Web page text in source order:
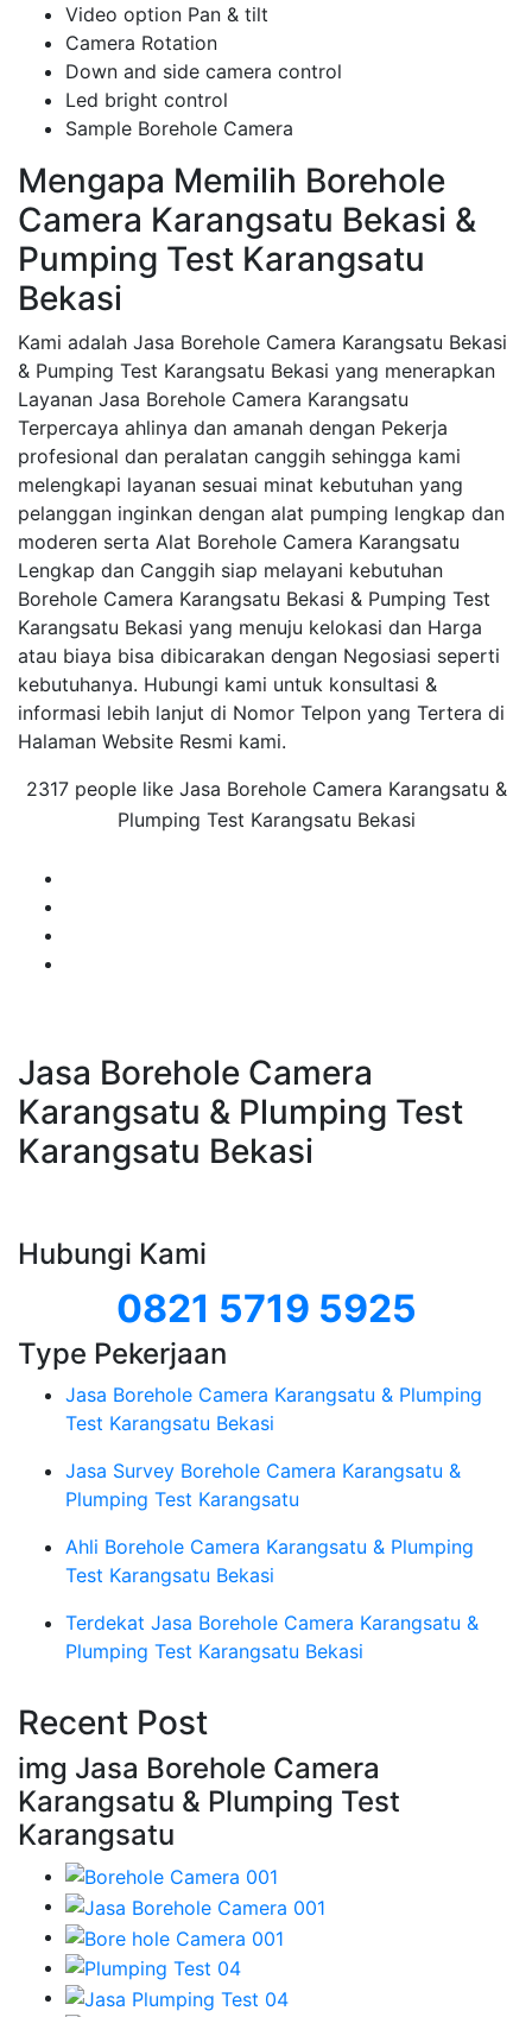
Video option Pan & tilt
Camera Rotation
Down and side camera control
Led bright control
Sample Borehole Camera
Mengapa Memilih Borehole
Camera Karangsatu Bekasi &
Pumping Test Karangsatu
Bekasi
Kami adalah Jasa Borehole Camera Karangsatu Bekasi
& Pumping Test Karangsatu Bekasi yang menerapkan
Layanan Jasa Borehole Camera Karangsatu
Terpercaya ahlinya dan amanah dengan Pekerja
profesional dan peralatan canggih sehingga kami
melengkapi layanan sesuai minat kebutuhan yang
pelanggan inginkan dengan alat pumping lengkap dan
moderen serta Alat Borehole Camera Karangsatu
Lengkap dan Canggih siap melayani kebutuhan
Borehole Camera Karangsatu Bekasi & Pumping Test
Karangsatu Bekasi yang menuju kelokasi dan Harga
atau biaya bisa dibicarakan dengan Negosiasi seperti
kebutuhanya. Hubungi kami untuk konsultasi &
informasi lebih lanjut di Nomor Telpon yang Tertera di
Halaman Website Resmi kami.
2317 people like Jasa Borehole Camera Karangsatu &
Plumping Test Karangsatu Bekasi
Jasa Borehole Camera
Karangsatu & Plumping Test
Karangsatu Bekasi
Hubungi Kami
0821 5719 5925
Type Pekerjaan
Jasa Borehole Camera Karangsatu & Plumping
Test Karangsatu Bekasi
Jasa Survey Borehole Camera Karangsatu &
Plumping Test Karangsatu
Ahli Borehole Camera Karangsatu & Plumping
Test Karangsatu Bekasi
Terdekat Jasa Borehole Camera Karangsatu &
Plumping Test Karangsatu Bekasi
Recent Post
img Jasa Borehole Camera
Karangsatu & Plumping Test
Karangsatu